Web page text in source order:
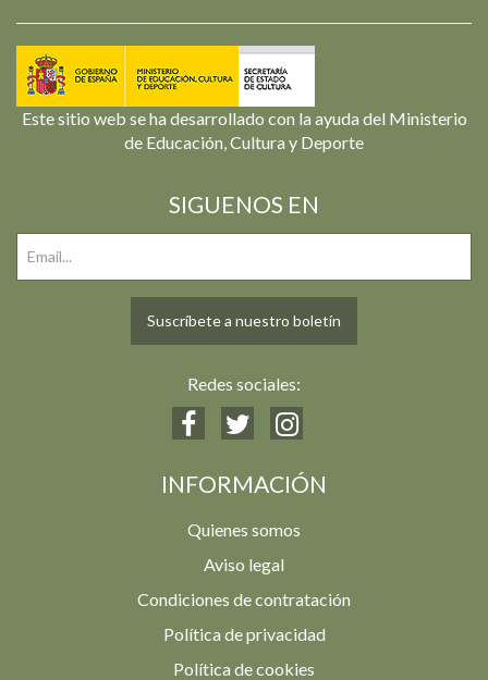
Este sitio web se ha desarrollado con la ayuda del Ministerio
de Educación, Cultura y Deporte
SIGUENOS EN
Suscríbete a nuestro boletín
Redes sociales:
INFORMACIÓN
Quienes somos
Aviso legal
Condiciones de contratación
Política de privacidad
Política de cookies